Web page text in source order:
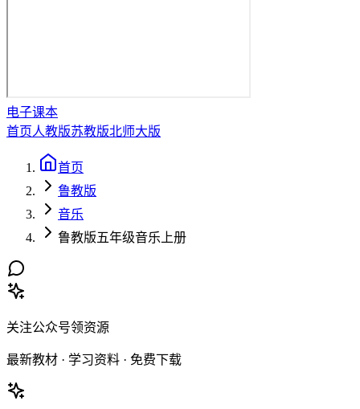
电子课本
首页人教版苏教版北师大版
首页
鲁教版
音乐
鲁教版五年级音乐上册
关注公众号领资源
最新教材 · 学习资料 · 免费下载